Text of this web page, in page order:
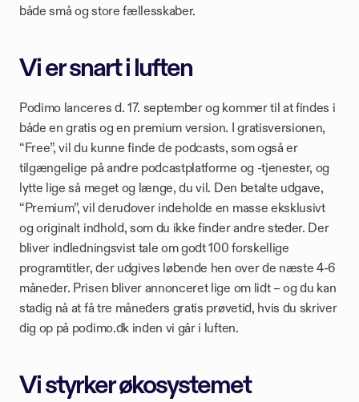
både små og store fællesskaber.
Vi er snart i luften
Podimo lanceres d. 17. september og kommer til at findes i
både en gratis og en premium version. I gratisversionen,
“Free”, vil du kunne finde de podcasts, som også er
tilgængelige på andre podcastplatforme og -tjenester, og
lytte lige så meget og længe, du vil. Den betalte udgave,
“Premium”, vil derudover indeholde en masse eksklusivt
og originalt indhold, som du ikke finder andre steder. Der
bliver indledningsvist tale om godt 100 forskellige
programtitler, der udgives løbende hen over de næste 4-6
måneder. Prisen bliver annonceret lige om lidt – og du kan
stadig nå at få tre måneders gratis prøvetid, hvis du skriver
dig op på podimo.dk inden vi går i luften.
Vi styrker økosystemet